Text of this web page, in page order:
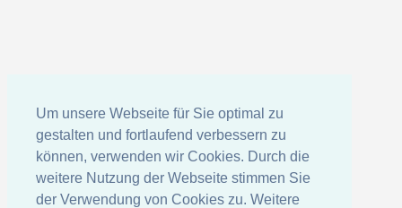
Um unsere Webseite für Sie optimal zu
gestalten und fortlaufend verbessern zu
können, verwenden wir Cookies. Durch die
weitere Nutzung der Webseite stimmen Sie
der Verwendung von Cookies zu. Weitere